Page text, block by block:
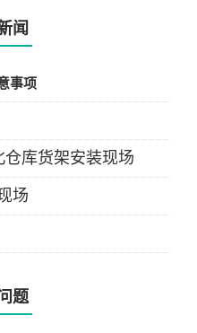
闻
事项
库货架安装现场
场
题